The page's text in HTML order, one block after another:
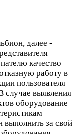
далее -
качество
работу в
пользователя
случае выявления
оборудование
выполнить за свой